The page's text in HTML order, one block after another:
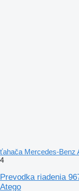
ťahača Mercedes-Benz
4
Prevodka riadenia
Atego